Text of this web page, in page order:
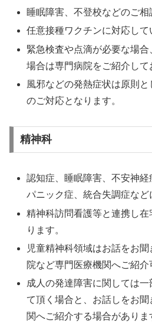
睡眠障害、不登校などのご相
任意接種ワクチンに対応して
緊急検査や点滴が必要な場
場合は専門病院をご紹介して
風邪などの発熱症状は原則
のご対応となります。
精神科
認知症、睡眠障害、不安神経
パニック症、統合失調症など
精神科訪問看護等と連携し
ります。
児童精神科領域はお話をお
院など専門医療機関へご紹介
成人の発達障害に関しては
て頂く場合と、お話しをお
関へご紹介する場合がありま